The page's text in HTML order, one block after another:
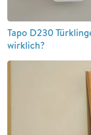
Tapo D230
wirklich?